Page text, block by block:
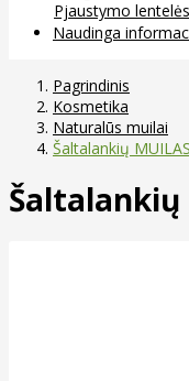
Pjaustymo lentelės
Naudinga
Pagrindinis
Kosmetika
Naturalūs muilai
Šaltalankių
Šaltalankių